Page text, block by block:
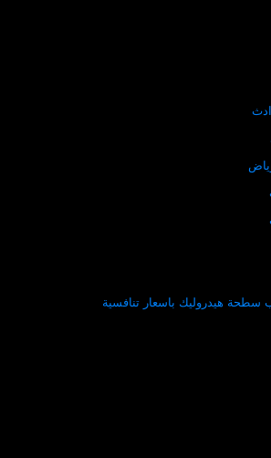
هيدروليك باسعار تنافسية